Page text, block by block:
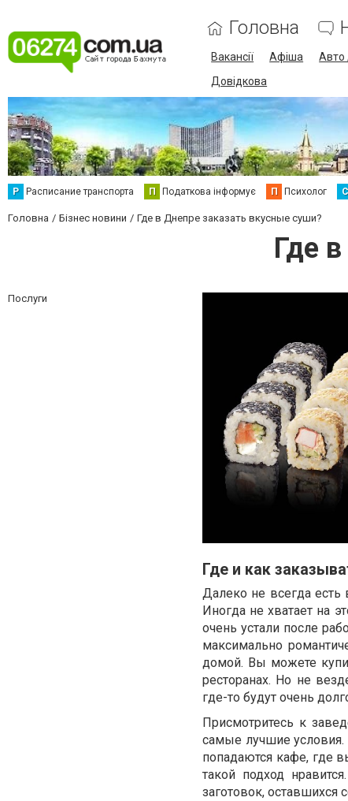
Головна
Вакансії Афіша Авто
Довідкова
Р Расписание транспорта П Податкова інформує П Психолог С
Головна Бізнес новини Где в Днепре заказать вкусные суши?
Где
Послуги
Где и как
Далеко не всегда есть
Иногда не хватает на
очень устали после
максимально
домой. Вы можете
ресторанах. Но не
где-то будут очень
Присмотритесь к
самые лучшие условия.
попадаются кафе, где
такой подход
заготовок, оставшихся